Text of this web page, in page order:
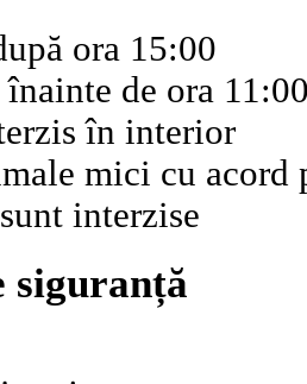
ora 15:00
de ora
în interior
mici cu
interzise